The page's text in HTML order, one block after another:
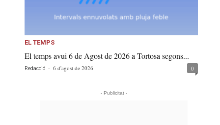
EL TEMPS
El temps avui 6 de Agost de 2026 a Tortosa segons...
Redacció - 6 d'agost de 2026 0
- Publicitat -